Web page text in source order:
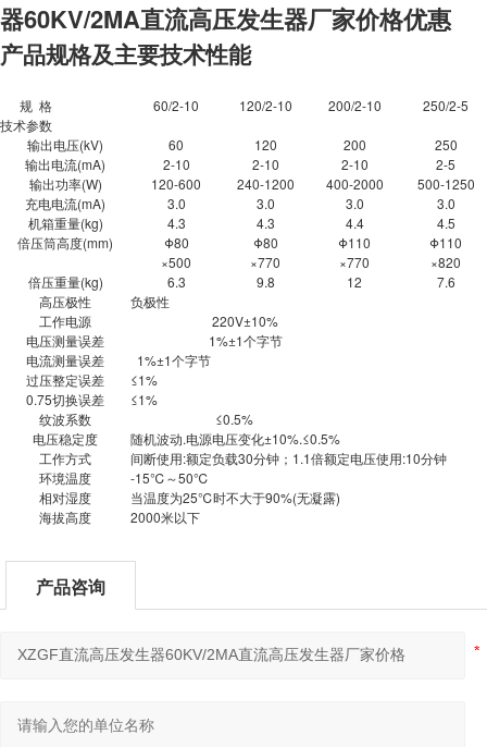
器60KV/2MA直流高压发生器厂家价格优惠
产品规格及主要技术性能
规 格
技术参数
60/2-10 120/2-10 200/2-10 250/2-5
输出电压(kV) 60 120 200
250
输出电流(mA)
2-10 2-10 2-10
2-5
输出功率(W)
120-600 240-1200 400-2000
500-1250
充电电流(mA)
3.0 3.0 3.0
3.0
机箱重量(kg)
4.3 4.3 4.4
4.5
倍压筒高度(mm)
Φ80
×500
Φ80
×770
Φ110
×770
Φ110
×820
倍压重量(kg)
6.3 9.8 12
7.6
高压极性
负极性
工作电源
220V±10%
电压测量误差
1%±1个字节
电流测量误差
1%±1个字节
过压整定误差
≤1%
0.75切换误差
≤1%
纹波系数
≤0.5%
电压稳定度
随机波动.电源电压变化±10%.≤0.5%
工作方式
间断使用:额定负载30分钟；1.1倍额定电压使用:10分钟
环境温度
-15℃～50℃
相对湿度
当温度为25℃时不大于90%(无凝露)
海拔高度
2000米以下
产品咨询